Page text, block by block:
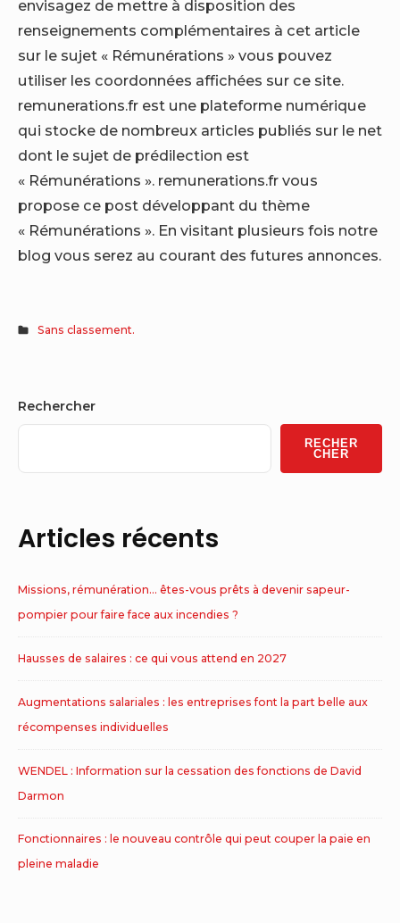
envisagez de mettre à disposition des
renseignements complémentaires à cet article
sur le sujet « Rémunérations » vous pouvez
utiliser les coordonnées affichées sur ce site.
remunerations.fr est une plateforme numérique
qui stocke de nombreux articles publiés sur le net
dont le sujet de prédilection est
« Rémunérations ». remunerations.fr vous
propose ce post développant du thème
« Rémunérations ». En visitant plusieurs fois notre
blog vous serez au courant des futures annonces.
Sans classement.
Sidebar
Widget
Area
Rechercher
RECHER
CHER
Articles récents
Missions, rémunération… êtes-vous prêts à devenir sapeur-
pompier pour faire face aux incendies ?
Hausses de salaires : ce qui vous attend en 2027
Augmentations salariales : les entreprises font la part belle aux
récompenses individuelles
WENDEL : Information sur la cessation des fonctions de David
Darmon
Fonctionnaires : le nouveau contrôle qui peut couper la paie en
pleine maladie